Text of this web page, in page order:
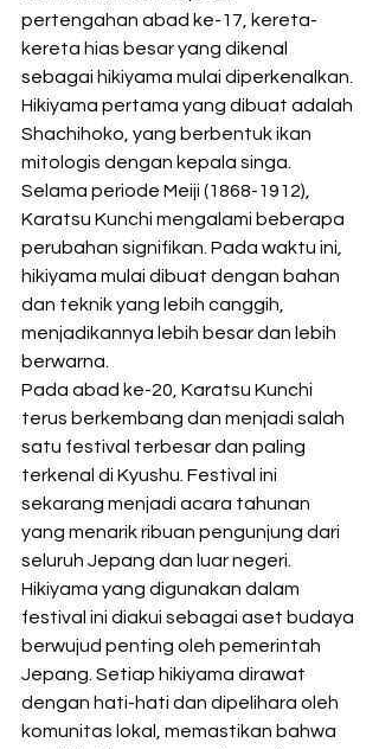
pertengahan abad ke-17, kereta-
kereta hias besar yang dikenal
sebagai hikiyama mulai diperkenalkan.
Hikiyama pertama yang dibuat adalah
Shachihoko, yang berbentuk ikan
mitologis dengan kepala singa.
Selama periode Meiji (1868-1912),
Karatsu Kunchi mengalami beberapa
perubahan signifikan. Pada waktu ini,
hikiyama mulai dibuat dengan bahan
dan teknik yang lebih canggih,
menjadikannya lebih besar dan lebih
berwarna.
Pada abad ke-20, Karatsu Kunchi
terus berkembang dan menjadi salah
satu festival terbesar dan paling
terkenal di Kyushu. Festival ini
sekarang menjadi acara tahunan
yang menarik ribuan pengunjung dari
seluruh Jepang dan luar negeri.
Hikiyama yang digunakan dalam
festival ini diakui sebagai aset budaya
berwujud penting oleh pemerintah
Jepang. Setiap hikiyama dirawat
dengan hati-hati dan dipelihara oleh
komunitas lokal, memastikan bahwa